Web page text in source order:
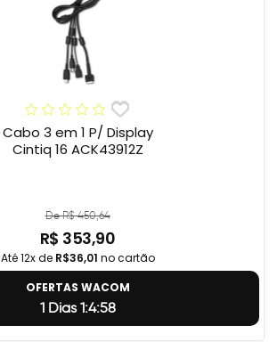
Cabo 3 em 1 P/ Display
Cintiq 16 ACK43912Z
De R$ 450,64
R$ 353,90
Até 12x de R$36,01 no cartão
OFERTAS WACOM
1 Dias 1:4:57